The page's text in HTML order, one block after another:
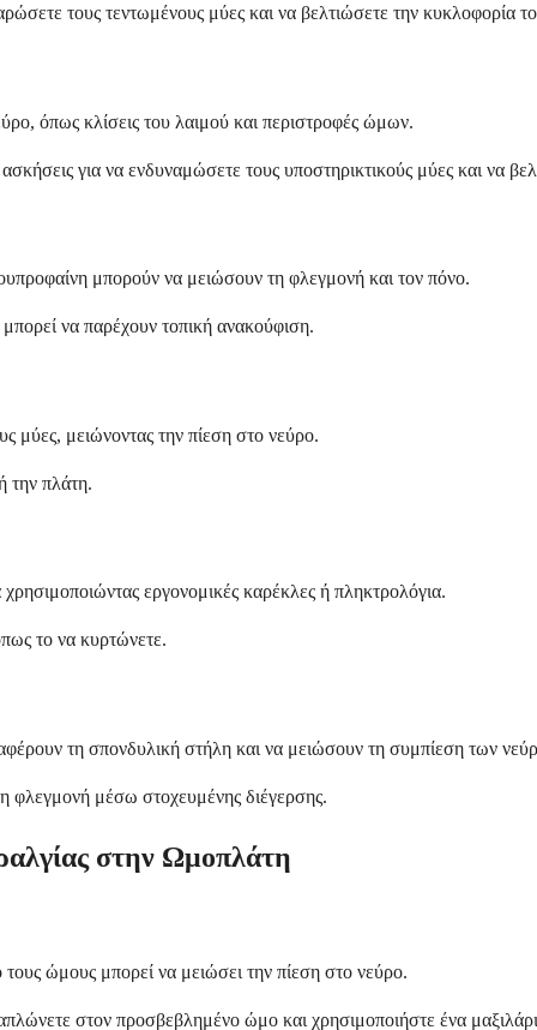
τους τεντωμένους μύες και να βελτιώσετε την κυκλοφορία
όπως κλίσεις του λαιμού και περιστροφές ώμων.
για να ενδυναμώσετε τους υποστηρικτικούς μύες και να
μπορούν να μειώσουν τη φλεγμονή και τον πόνο.
να παρέχουν τοπική ανακούφιση.
μύες, μειώνοντας την πίεση στο νεύρο.
την πλάτη.
εργονομικές καρέκλες ή πληκτρολόγια.
το να κυρτώνετε.
τη σπονδυλική στήλη και να μειώσουν τη συμπίεση των
φλεγμονή μέσω στοχευμένης διέγερσης.
στην Ωμοπλάτη
ώμους μπορεί να μειώσει την πίεση στο νεύρο.
στον προσβεβλημένο ώμο και χρησιμοποιήστε ένα